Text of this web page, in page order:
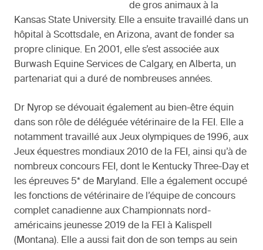
de gros animaux à la
Kansas State University. Elle a ensuite travaillé dans un
hôpital à Scottsdale, en Arizona, avant de fonder sa
propre clinique. En 2001, elle s’est associée aux
Burwash Equine Services de Calgary, en Alberta, un
partenariat qui a duré de nombreuses années.
Dr Nyrop se dévouait également au bien-être équin
dans son rôle de déléguée vétérinaire de la FEI. Elle a
notamment travaillé aux Jeux olympiques de 1996, aux
Jeux équestres mondiaux 2010 de la FEI, ainsi qu’à de
nombreux concours FEI, dont le Kentucky Three-Day et
les épreuves 5* de Maryland. Elle a également occupé
les fonctions de vétérinaire de l’équipe de concours
complet canadienne aux Championnats nord-
américains jeunesse 2019 de la FEI à Kalispell
(Montana). Elle a aussi fait don de son temps au sein